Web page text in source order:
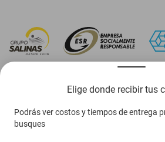
Elige donde recibir tus
Podrás ver costos y tiempos de entrega
busques